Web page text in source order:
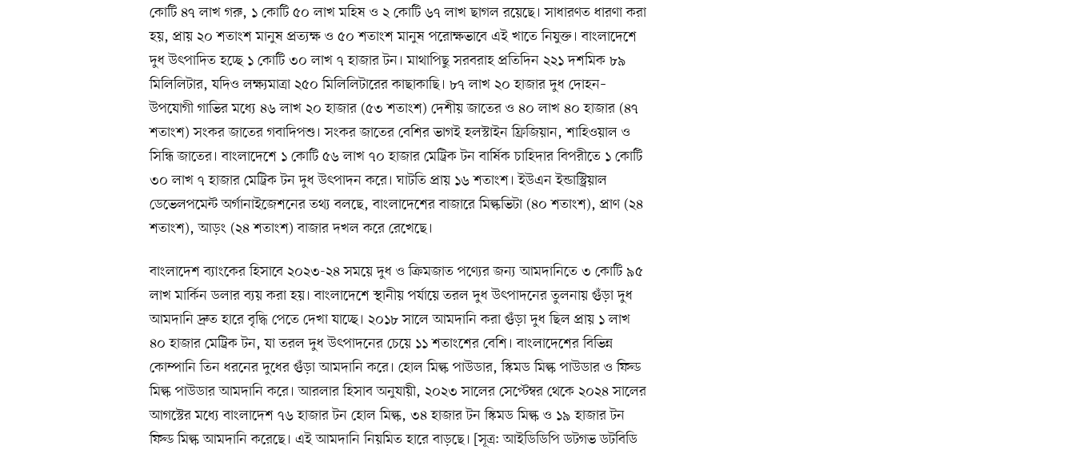
কোটি ৪৭ লাখ গরু, ১ কোটি ৫০ লাখ মহিষ ও ২ কোটি ৬৭ লাখ ছাগল রয়েছে। সাধারণত ধারণা করা
হয়, প্রায় ২০ শতাংশ মানুষ প্রত্যক্ষ ও ৫০ শতাংশ মানুষ পরোক্ষভাবে এই খাতে নিযুক্ত। বাংলাদেশে
দুধ উৎপাদিত হচ্ছে ১ কোটি ৩০ লাখ ৭ হাজার টন। মাথাপিছু সরবরাহ প্রতিদিন ২২১ দশমিক ৮৯
মিলিলিটার, যদিও লক্ষ্যমাত্রা ২৫০ মিলিলিটারের কাছাকাছি। ৮৭ লাখ ২০ হাজার দুধ দোহন–
উপযোগী গাভির মধ্যে ৪৬ লাখ ২০ হাজার (৫৩ শতাংশ) দেশীয় জাতের ও ৪০ লাখ ৪০ হাজার (৪৭
শতাংশ) সংকর জাতের গবাদিপশু। সংকর জাতের বেশির ভাগই হলস্টাইন ফ্রিজিয়ান, শাহিওয়াল ও
সিন্ধি জাতের। বাংলাদেশে ১ কোটি ৫৬ লাখ ৭০ হাজার মেট্রিক টন বার্ষিক চাহিদার বিপরীতে ১ কোটি
৩০ লাখ ৭ হাজার মেট্রিক টন দুধ উৎপাদন করে। ঘাটতি প্রায় ১৬ শতাংশ। ইউএন ইন্ডাস্ট্রিয়াল
ডেভেলপমেন্ট অর্গানাইজেশনের তথ্য বলছে, বাংলাদেশের বাজারে মিল্কভিটা (৪০ শতাংশ), প্রাণ (২৪
শতাংশ), আড়ং (২৪ শতাংশ) বাজার দখল করে রেখেছে।
বাংলাদেশ ব্যাংকের হিসাবে ২০২৩-২৪ সময়ে দুধ ও ক্রিমজাত পণ্যের জন্য আমদানিতে ৩ কোটি ৯৫
লাখ মার্কিন ডলার ব্যয় করা হয়। বাংলাদেশে স্থানীয় পর্যায়ে তরল দুধ উৎপাদনের তুলনায় গুঁড়া দুধ
আমদানি দ্রুত হারে বৃদ্ধি পেতে দেখা যাচ্ছে। ২০১৮ সালে আমদানি করা গুঁড়া দুধ ছিল প্রায় ১ লাখ
৪০ হাজার মেট্রিক টন, যা তরল দুধ উৎপাদনের চেয়ে ১১ শতাংশের বেশি। বাংলাদেশের বিভিন্ন
কোম্পানি তিন ধরনের দুধের গুঁড়া আমদানি করে। হোল মিল্ক পাউডার, স্কিমড মিল্ক পাউডার ও ফিল্ড
মিল্ক পাউডার আমদানি করে। আরলার হিসাব অনুযায়ী, ২০২৩ সালের সেপ্টেম্বর থেকে ২০২৪ সালের
আগস্টের মধ্যে বাংলাদেশ ৭৬ হাজার টন হোল মিল্ক, ৩৪ হাজার টন স্কিমড মিল্ক ও ১৯ হাজার টন
ফিল্ড মিল্ক আমদানি করেছে। এই আমদানি নিয়মিত হারে বাড়ছে। [সূত্র: আইডিডিপি ডটগভ ডটবিডি